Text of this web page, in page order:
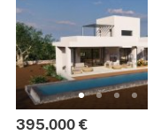
395.000 €